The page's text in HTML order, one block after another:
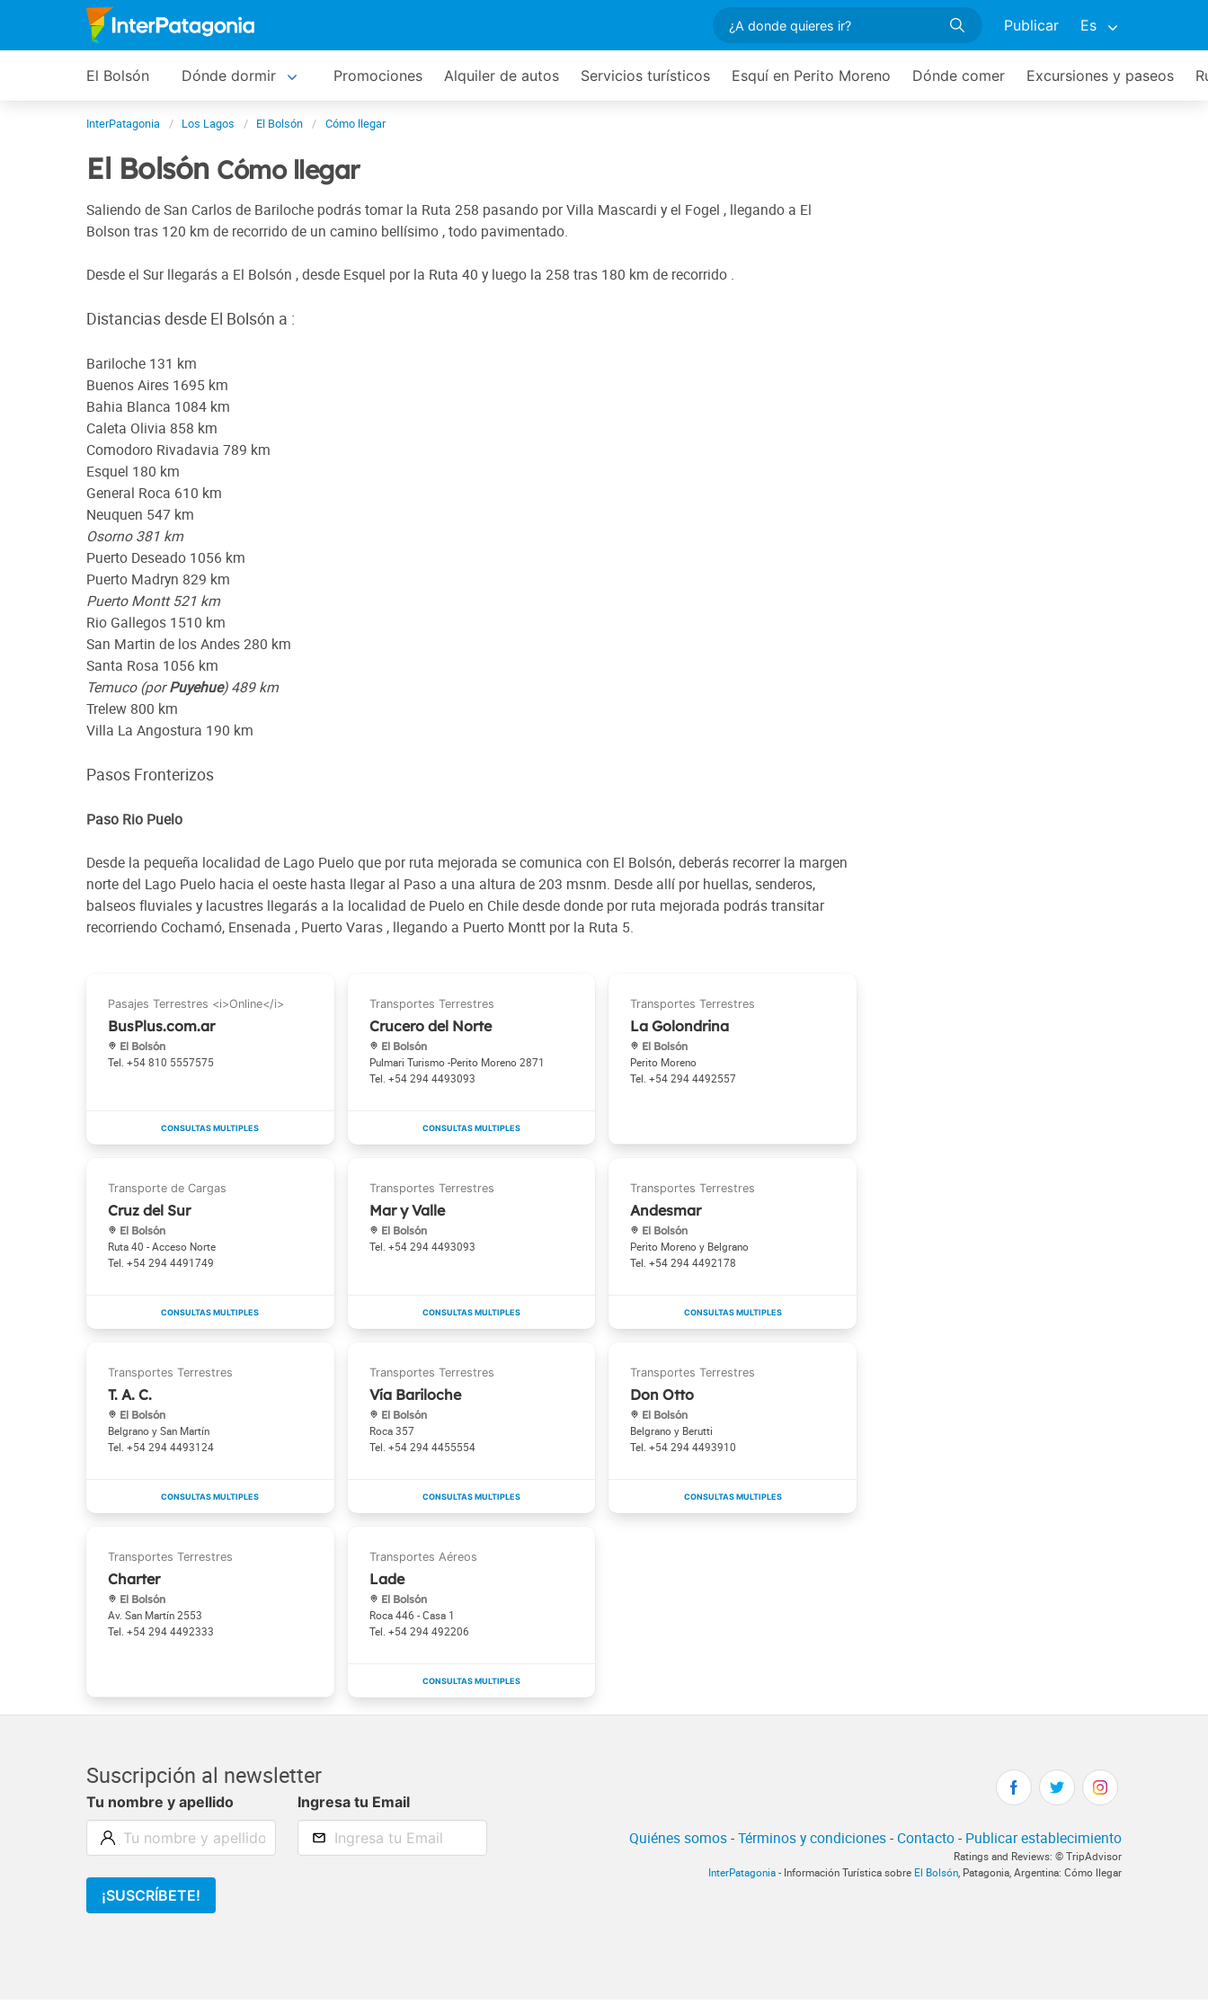
Publicar Es
El Bolsón Dónde dormir Promociones Alquiler de autos Servicios turísticos Esquí en Perito Moreno Dónde comer Excursiones y paseos
InterPatagonia Los Lagos El Bolsón Cómo llegar
El Bolsón Cómo llegar
Saliendo de San Carlos de Bariloche podrás tomar la Ruta 258 pasando por Villa Mascardi y el Fogel , llegando a El
Bolson tras 120 km de recorrido de un camino bellísimo , todo pavimentado.
Desde el Sur llegarás a El Bolsón , desde Esquel por la Ruta 40 y luego la 258 tras 180 km de recorrido .
Distancias desde El Bolsón a :
Bariloche 131 km
Buenos Aires 1695 km
Bahia Blanca 1084 km
Caleta Olivia 858 km
Comodoro Rivadavia 789 km
Esquel 180 km
General Roca 610 km
Neuquen 547 km
Osorno 381 km
Puerto Deseado 1056 km
Puerto Madryn 829 km
Puerto Montt 521 km
Rio Gallegos 1510 km
San Martin de los Andes 280 km
Santa Rosa 1056 km
Temuco (porPuyehue) 489 km
Trelew 800 km
Villa La Angostura 190 km
Pasos Fronterizos
Paso Rio Puelo
Desde la pequeña localidad de Lago Puelo que por ruta mejorada se comunica con El Bolsón, deberás recorrer la margen
norte del Lago Puelo hacia el oeste hasta llegar al Paso a una altura de 203 msnm. Desde allí por huellas, senderos,
balseos fluviales y lacustres llegarás a la localidad de Puelo en Chile desde donde por ruta mejorada podrás transitar
recorriendo Cochamó, Ensenada , Puerto Varas , llegando a Puerto Montt por la Ruta 5.
BusPlus.com.ar
El Bolsón
+54 810 5557575
Crucero del Norte
El Bolsón
Pulmari Turismo -Perito Moreno 2871
+54 294 4493093
La Golondrina
El Bolsón
Perito Moreno
+54 294 4492557
Cruz del Sur
El Bolsón
Ruta 40 - Acceso Norte
+54 294 4491749
Mar y Valle
El Bolsón
+54 294 4493093
Andesmar
El Bolsón
Perito Moreno y Belgrano
+54 294 4492178
T. A. C.
El Bolsón
Belgrano y San Martín
+54 294 4493124
Vía Bariloche
El Bolsón
Roca 357
+54 294 4455554
Don Otto
El Bolsón
Belgrano y Berutti
+54 294 4493910
Charter
El Bolsón
Av. San Martín 2553
+54 294 4492333
Lade
El Bolsón
Roca 446 - Casa 1
+54 294 492206
Suscripción al newsletter
Tu nombre y apellido Ingresa tu Email
¡SUSCRÍBETE!
Quiénes somos-Términos y condiciones- Contacto- Publicar establecimiento
Ratings and Reviews: © TripAdvisor
InterPatagonia - Información Turística sobre El Bolsón, Patagonia, Argentina: Cómo llegar